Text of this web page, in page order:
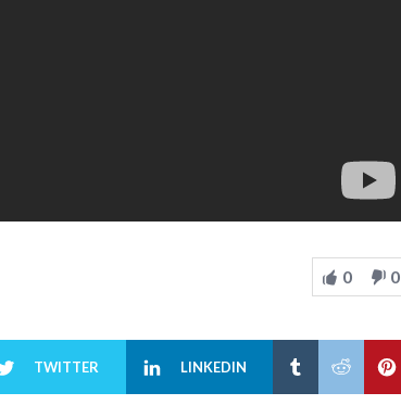
0 0
TWITTER LINKEDIN